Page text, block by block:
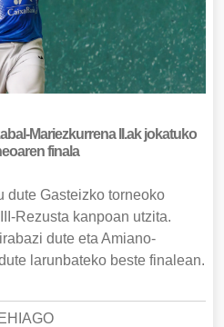
Mariezkurrena II.ak jokatuko
finala
dute Gasteizko torneoko
Rezusta kanpoan utzita.
dute eta Amiano-
larunbateko beste finalean.